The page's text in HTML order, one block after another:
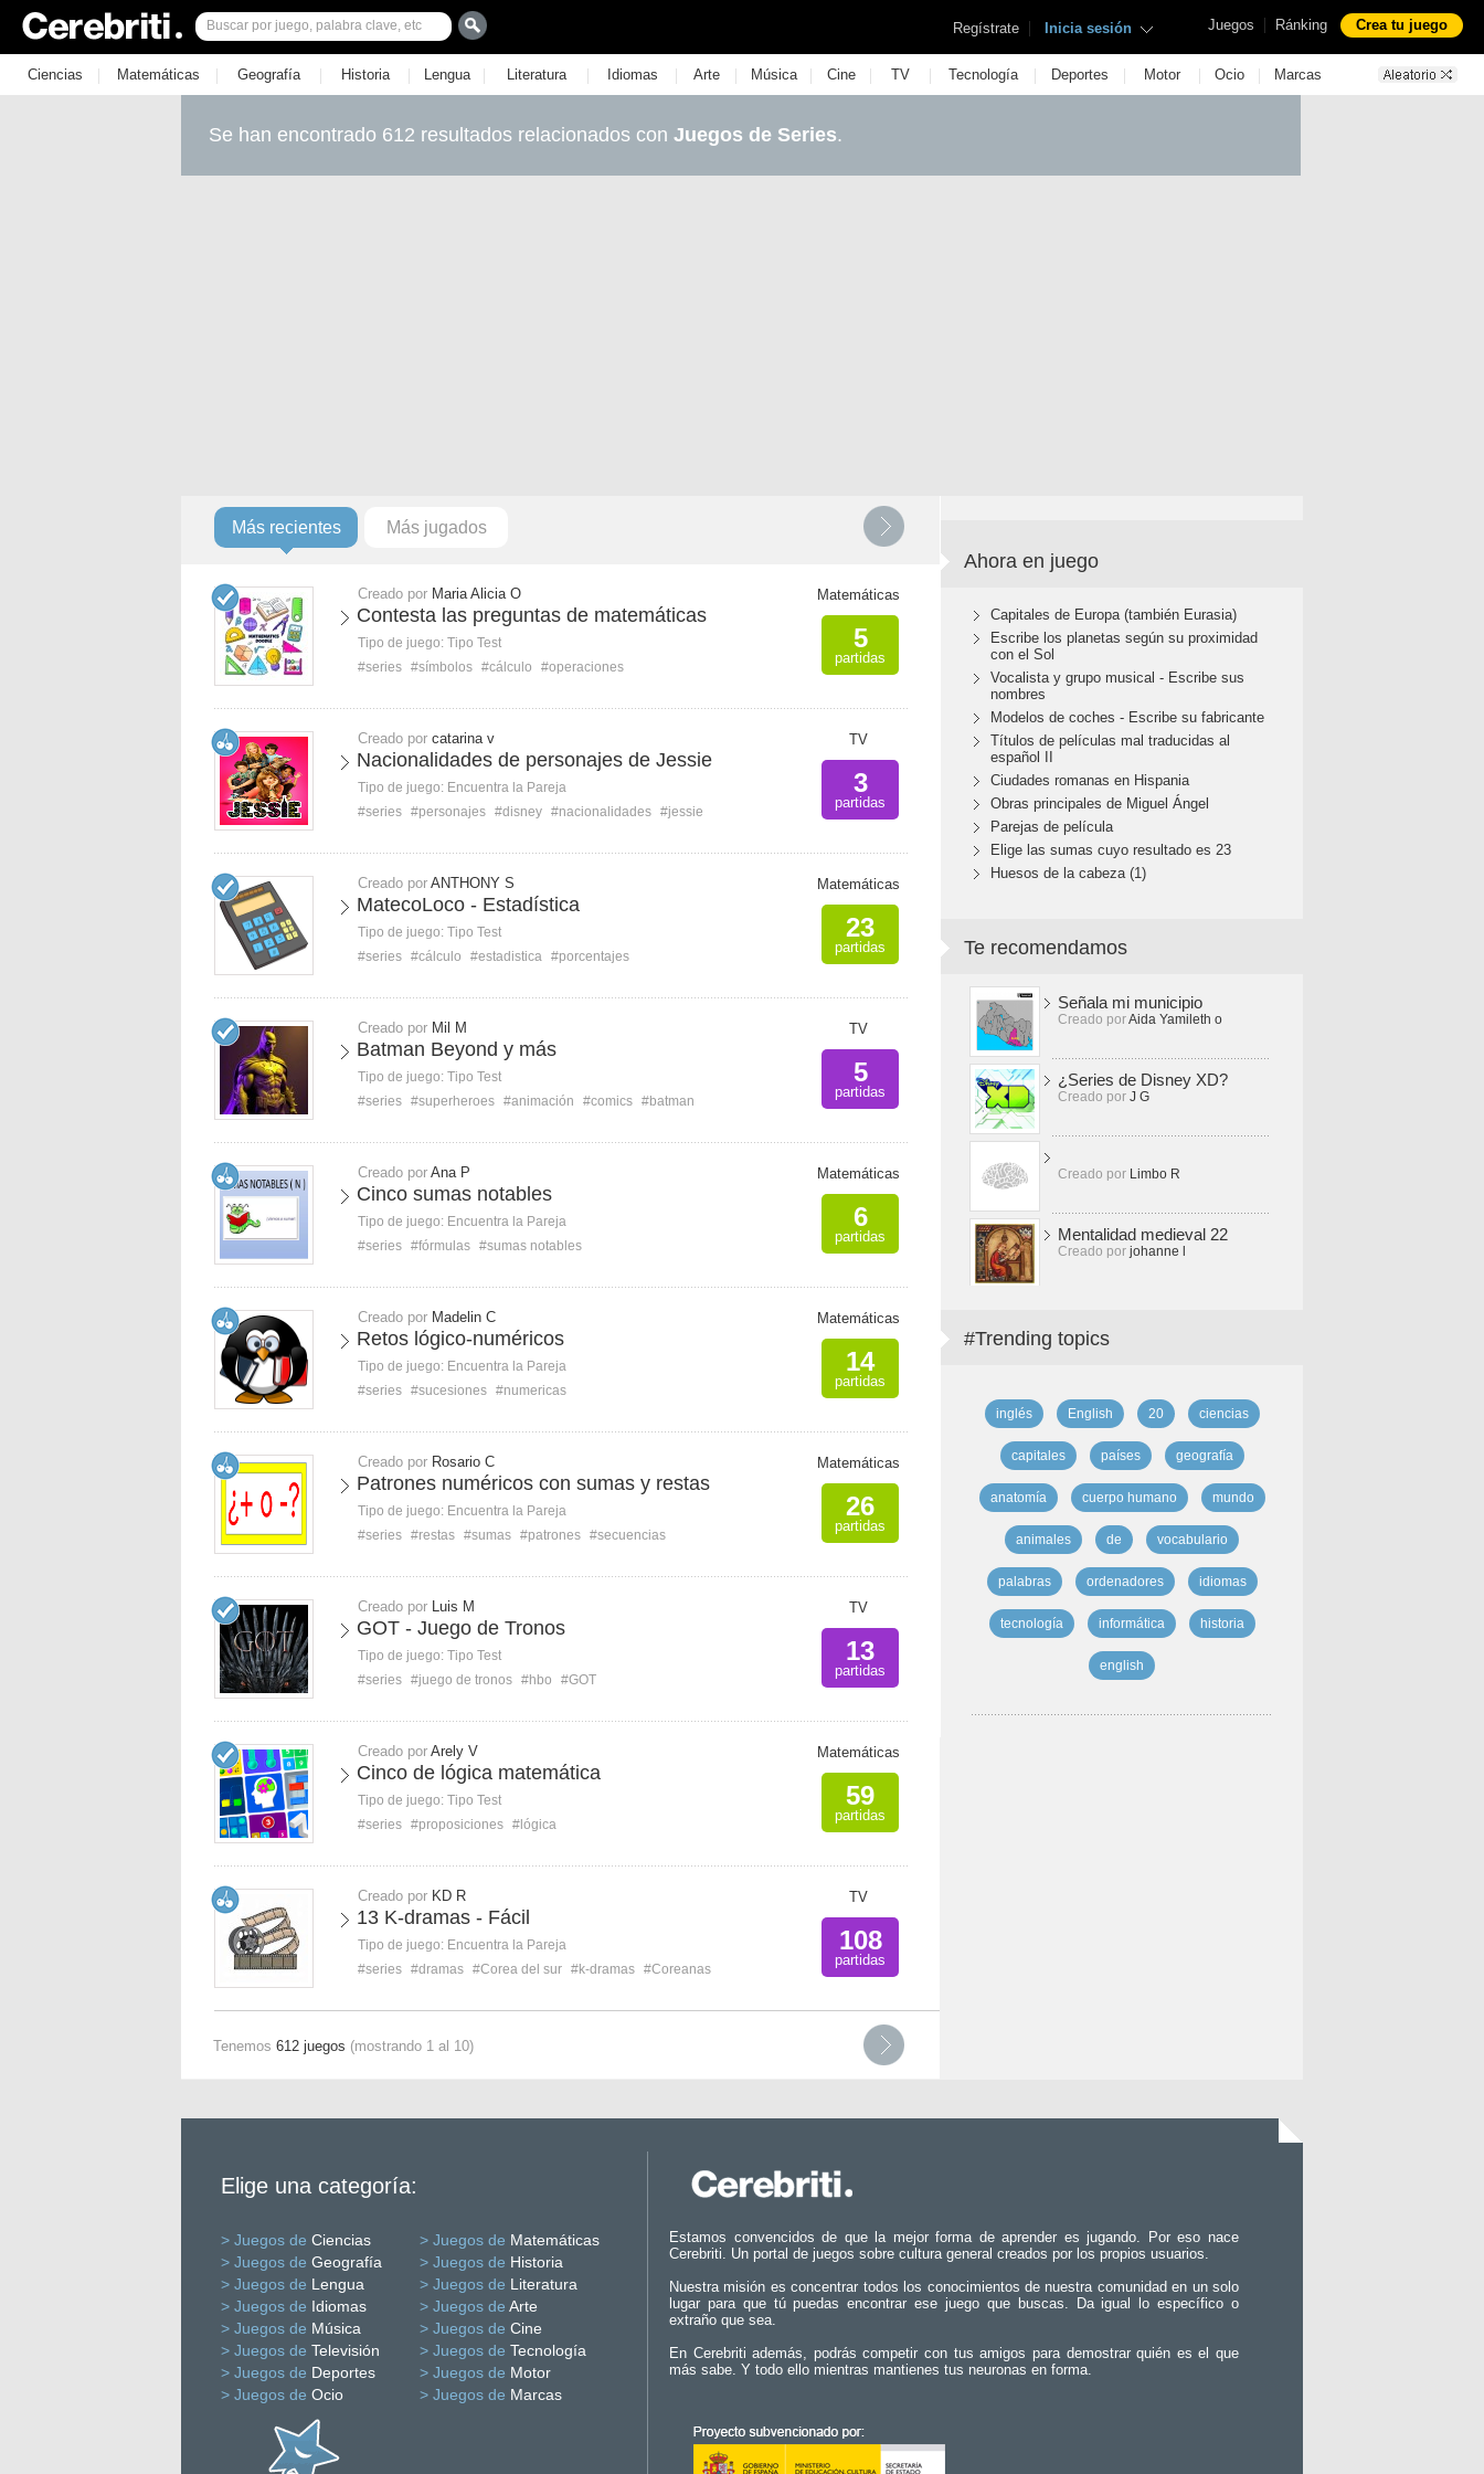
Juegos | Ránking Crea tu juego
Regístrate | Inicia sesión
Ciencias | Matemáticas | Geografía | Historia | Lengua | Literatura | Idiomas | Arte | Música | Cine | TV | Tecnología | Deportes | Motor | Ocio | Marcas
Se han encontrado 612 resultados relacionados con Juegos de Series.
Más recientes Más jugados
Creado por Maria Alicia O
Contesta las preguntas de matemáticas
Tipo de juego: Tipo Test
#series #símbolos #cálculo #operaciones
Matemáticas
5
partidas
Creado por catarina v
Nacionalidades de personajes de Jessie
Tipo de juego: Encuentra la Pareja
#series #personajes #disney #nacionalidades #jessie
TV
3
partidas
Creado por ANTHONY S
MatecoLoco - Estadística
Tipo de juego: Tipo Test
#series #cálculo #estadistica #porcentajes
Matemáticas
23
partidas
Creado por Mil M
Batman Beyond y más
Tipo de juego: Tipo Test
#series #superheroes #animación #comics #batman
TV
5
partidas
Creado por Ana P
Cinco sumas notables
Tipo de juego: Encuentra la Pareja
#series #fórmulas #sumas notables
Matemáticas
6
partidas
Creado por Madelin C
Retos lógico-numéricos
Tipo de juego: Encuentra la Pareja
#series #sucesiones #numericas
Matemáticas
14
partidas
Creado por Rosario C
Patrones numéricos con sumas y restas
Tipo de juego: Encuentra la Pareja
#series #restas #sumas #patrones #secuencias
Matemáticas
26
partidas
Creado por Luis M
GOT - Juego de Tronos
Tipo de juego: Tipo Test
#series #juego de tronos #hbo #GOT
TV
13
partidas
Creado por Arely V
Cinco de lógica matemática
Tipo de juego: Tipo Test
#series #proposiciones #lógica
Matemáticas
59
partidas
Creado por KD R
13 K-dramas - Fácil
Tipo de juego: Encuentra la Pareja
#series #dramas #Corea del sur #k-dramas #Coreanas
TV
108
partidas
Tenemos 612 juegos (mostrando 1 al 10)
Ahora en juego
Capitales de Europa (también Eurasia)
Escribe los planetas según su proximidad
con el Sol
Vocalista y grupo musical - Escribe sus
nombres
Modelos de coches - Escribe su fabricante
Títulos de películas mal traducidas al
español II
Ciudades romanas en Hispania
Obras principales de Miguel Ángel
Parejas de película
Elige las sumas cuyo resultado es 23
Huesos de la cabeza (1)
Te recomendamos
Señala mi municipio
Creado porAida Yamileth o
¿Series de Disney XD?
Creado por J G
Creado por Limbo R
Mentalidad medieval 22
Creado por johanne l
#Trending topics
inglés English 20 ciencias
capitales países geografía
anatomía cuerpo humano mundo
animales de vocabulario
palabras ordenadores idiomas
tecnología informática historia
english
Elige una categoría:
> Juegos de Ciencias > Juegos de Matemáticas
> Juegos de Geografía > Juegos de Historia
> Juegos de Lengua > Juegos de Literatura
> Juegos de Idiomas > Juegos de Arte
> Juegos de Música > Juegos de Cine
> Juegos de Televisión > Juegos de Tecnología
> Juegos de Deportes > Juegos de Motor
> Juegos de Ocio > Juegos de Marcas
Estamos convencidos de que la mejor forma de aprender es jugando. Por eso nace
Cerebriti. Un portal de juegos sobre cultura general creados por los propios usuarios.
Nuestra misión es concentrar todos los conocimientos de nuestra comunidad en un solo
lugar para que tú puedas encontrar ese juego que buscas. Da igual lo específico o
extraño que sea.
En Cerebriti además, podrás competir con tus amigos para demostrar quién es el que
más sabe. Y todo ello mientras mantienes tus neuronas en forma.